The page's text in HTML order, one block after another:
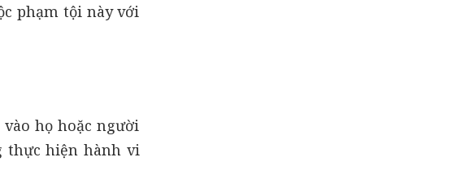
phạm tội này với
họ hoặc người
thực hiện hành vi